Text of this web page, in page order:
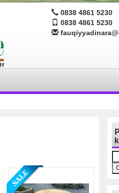
0838 4861 5230
0838 4861 5230